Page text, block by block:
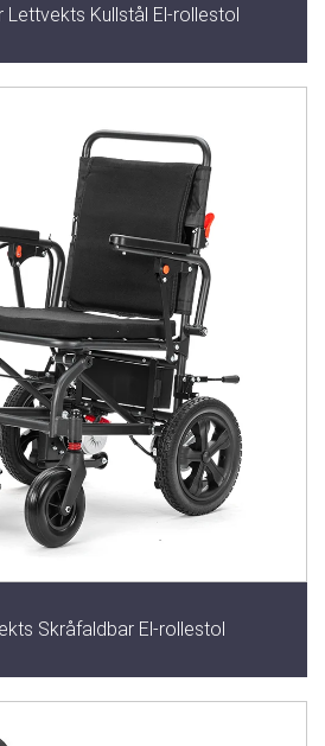
Lettvekts Kullstål El-rollestol
Skråfaldbar El-rollestol